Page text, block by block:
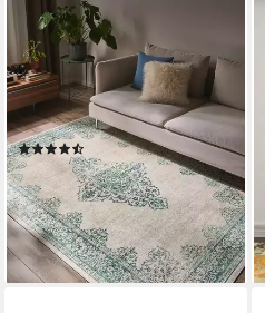
BENUTA
Teppich Laury, rechteckig,
Höhe: 5 mm, Teppich
Wohnzimmer, Schlafzimmer,
Esszimmer, Flur, Kunstfaser,
Cozy
(4)
329,00 € UVP549,00 €
-40%
lieferbar - in 3-4 Werktagen bei dir